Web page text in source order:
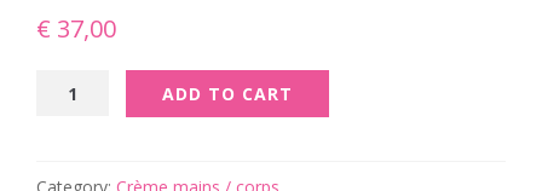
€ 37,00
peau
ADD TO CART